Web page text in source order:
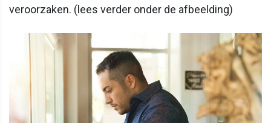
veroorzaken. (lees verder onder de afbeelding)